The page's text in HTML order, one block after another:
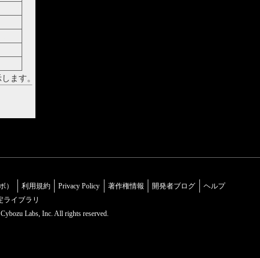
ます。
） 利用規約 Privacy Policy 著作権情報 開発者ブログ
ヘルプ
ライブラリ
Labs, Inc. All rights reserved.